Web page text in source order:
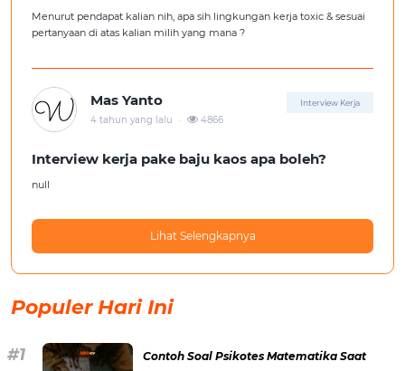
Menurut pendapat kalian nih, apa sih lingkungan kerja toxic & sesuai
pertanyaan di atas kalian milih yang mana ?
Mas Yanto Interview Kerja
4 tahun yang lalu . 4866
Interview kerja pake baju kaos apa boleh?
null
Lihat Selengkapnya
Populer Hari Ini
Contoh Soal Psikotes Matematika Saat